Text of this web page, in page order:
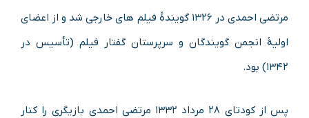
مرتضی احمدی در ۱۳۲۶ گویندهٔ فیلم‌ های خارجی شد و از اعضای
اولیهٔ انجمن گویندگان و سرپرستان گفتار فیلم (تأسیس در
۱۳۴۲) بود.
پس از کودتای ۲۸ مرداد ۱۳۳۲ مرتضی احمدی بازیگری را کنار